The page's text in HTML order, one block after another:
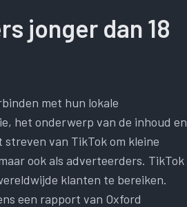
jonger dan 18
met hun lokale
het onderwerp van de inhoud en
van TikTok om kleine
ook als adverteerders. TikTok
klanten te bereiken.
een rapport van Oxford